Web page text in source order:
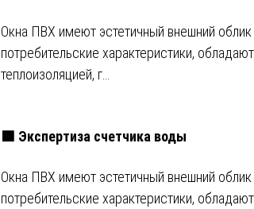
Окна ПВХ имеют эстетичный внешний облик
потребительские характеристики,
теплоизоляцией, г…
🟩 Экспертиза счетчика воды
Окна ПВХ имеют эстетичный внешний облик
потребительские характеристики,